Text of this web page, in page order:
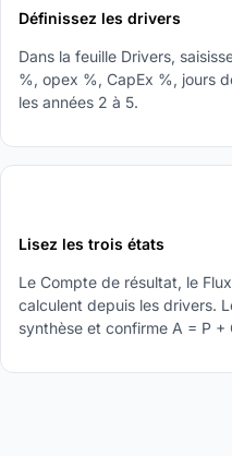
Définissez les drivers
Dans la feuille Drivers,
%, opex %, CapEx %, jours
les années 2 à 5.
Lisez les trois états
Le Compte de résultat, le
calculent depuis les drivers.
synthèse et confirme A = P +